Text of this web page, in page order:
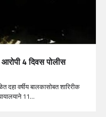
आरोपी 4 दिवस पोलीस
दहा वर्षीय बालकासोबत शारिरीक
11…